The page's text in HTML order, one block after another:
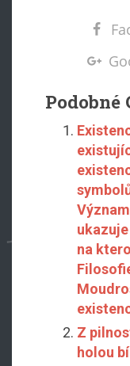
Podobné
na
Z
holou